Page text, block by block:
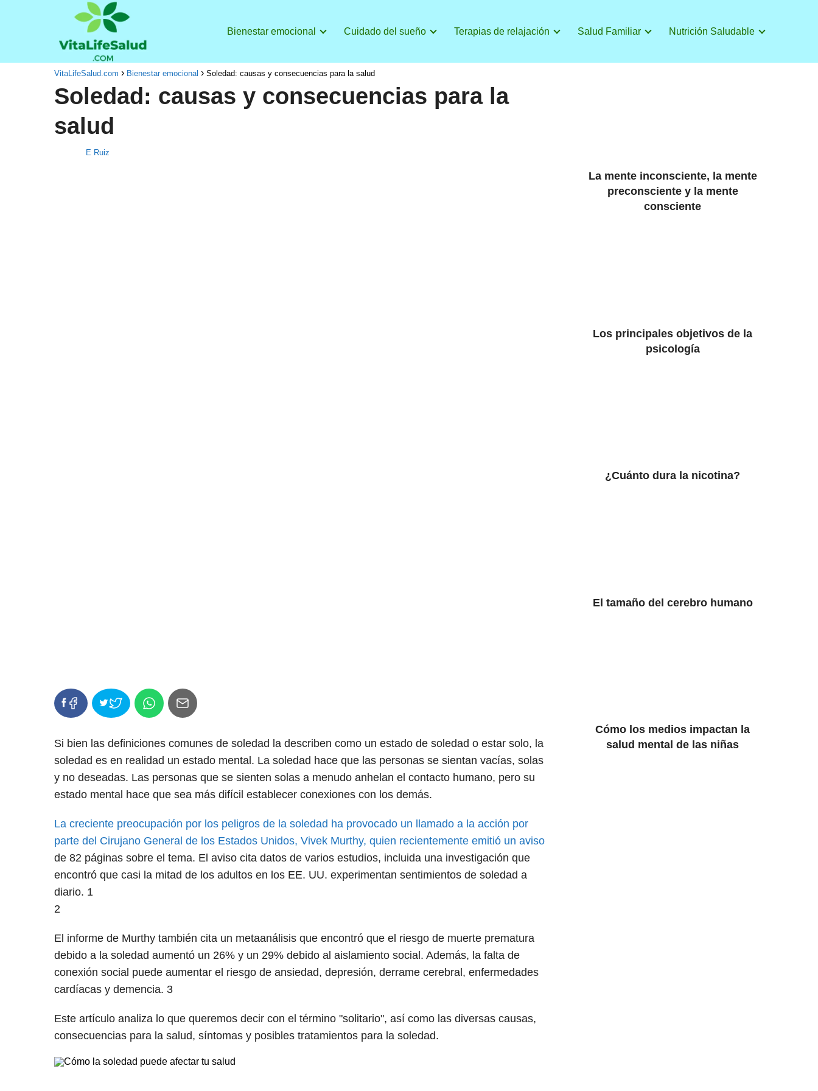
Bienestar emocional Cuidado del sueño Terapias de relajación Salud Familiar Nutrición Saludable
VitaLifeSalud.com Bienestar emocional Soledad: causas y consecuencias para la salud
Soledad: causas y consecuencias para la
salud
E Ruiz
Si bien las definiciones comunes de soledad la describen como un estado de soledad o estar solo, la
soledad es en realidad un estado mental. La soledad hace que las personas se sientan vacías, solas
y no deseadas. Las personas que se sienten solas a menudo anhelan el contacto humano, pero su
estado mental hace que sea más difícil establecer conexiones con los demás.
La creciente preocupación por los peligros de la soledad ha provocado un llamado a la acción por
parte del Cirujano General de los Estados Unidos, Vivek Murthy, quien recientemente emitió un aviso
de 82 páginas sobre el tema. El aviso cita datos de varios estudios, incluida una investigación que
encontró que casi la mitad de los adultos en los EE. UU. experimentan sentimientos de soledad a
diario. 1
2
El informe de Murthy también cita un metaanálisis que encontró que el riesgo de muerte prematura
debido a la soledad aumentó un 26% y un 29% debido al aislamiento social. Además, la falta de
conexión social puede aumentar el riesgo de ansiedad, depresión, derrame cerebral, enfermedades
cardíacas y demencia. 3
Este artículo analiza lo que queremos decir con el término "solitario", así como las diversas causas,
consecuencias para la salud, síntomas y posibles tratamientos para la soledad.
La mente inconsciente, la mente
preconsciente y la mente
consciente
Los principales objetivos de la
psicología
¿Cuánto dura la nicotina?
El tamaño del cerebro humano
Cómo los medios impactan la
salud mental de las niñas